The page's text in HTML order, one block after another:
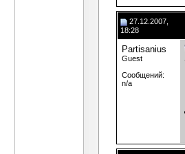
27.12.2007,
18:28
Partisanius
Guest
Сообщений:
n/a